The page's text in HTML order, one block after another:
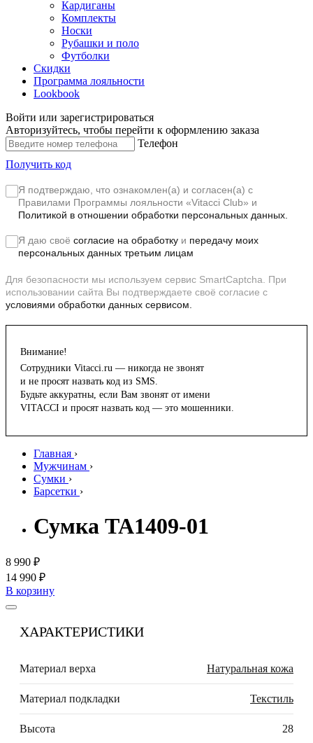
Кардиганы
Комплекты
Носки
Рубашки и поло
Футболки
Скидки
Программа лояльности
Lookbook
Войти или зарегистрироваться
Авторизуйтесь, чтобы перейти к оформлению заказа
Телефон
Получить код
Я подтверждаю, что ознакомлен(а) и согласен(а) с
Правилами Программы лояльности «Vitacci Club» и
Политикой в отношении обработки персональных данных.
Я даю своё согласие на обработку и передачу моих
персональных данных третьим лицам
Для безопасности мы используем сервис SmartCaptcha. При
использовании сайта Вы подтверждаете своё согласие с
условиями обработки данных сервисом.
Внимание!
Сотрудники Vitacci.ru — никогда не звонят
и не просят назвать код из SMS.
Будьте аккуратны, если Вам звонят от имени
VITACCI и просят назвать код — это мошенники.
Главная ›
Мужчинам ›
Сумки ›
Барсетки ›
Сумка TA1409-01
8 990 ₽
14 990 ₽
В корзину
ХАРАКТЕРИСТИКИ
Материал верха Натуральная кожа
Материал подкладки Текстиль
Высота 28